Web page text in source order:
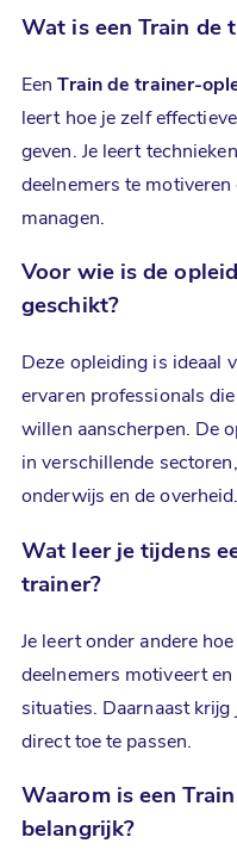
Wat is een Train de
EenTrain de trainer-
leert hoe je zelf
geven. Je leert
deelnemers te
managen.
Voor wie is de
geschikt?
Deze opleiding is ideaal
ervaren professionals
willen aanscherpen. De
in verschillende
onderwijs en de overheid.
Wat leer je tijdens
trainer?
Je leert onder andere
deelnemers motiveert
situaties. Daarnaast
direct toe te passen.
Waarom is een
belangrijk?